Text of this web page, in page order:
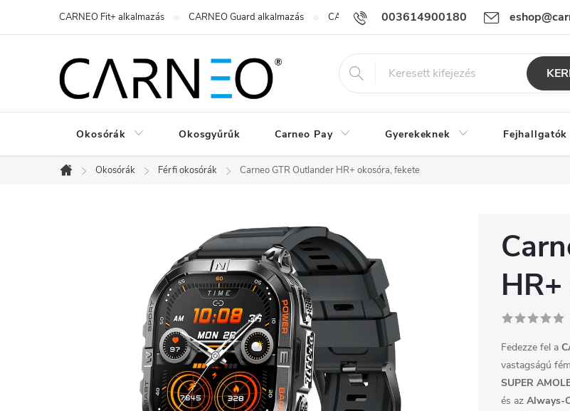
tartalomhoz
003614900180
CARNEO Fit+ alkalmazás CARNEO Guard alkalmazás CARNEO Pay alkalmazás ÜZLETI FELTÉTELEK
Okosórák Okosgyűrűk Carneo Pay Gyerekeknek Fejhallgatók
Kezdőlap
Okosórák Férfi okosórák Carneo GTR Outlander HR+ okosóra, fekete
Fedezze fel a
vastagságú
SUPER
és az Always-